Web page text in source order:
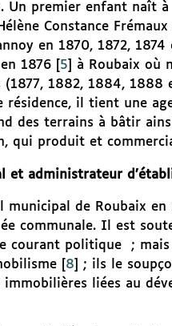
Un premier enfant naît à
Constance
en 1870, 1872, 1874
1876[ 5
à Roubaix où
1882, 1884, 1888
résidence, il tient une
des terrains à bâtir
qui produit et
et administrateur
municipal de Roubaix
communale. Il est
courant politique
;
[ 8
; ils le
immobilières liées au